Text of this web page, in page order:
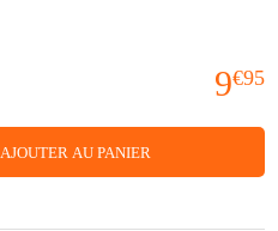
9€95
AJOUTER AU PANIER